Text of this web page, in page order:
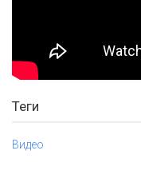
Теги
Видео